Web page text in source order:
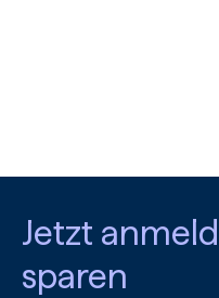
Jetzt
sparen